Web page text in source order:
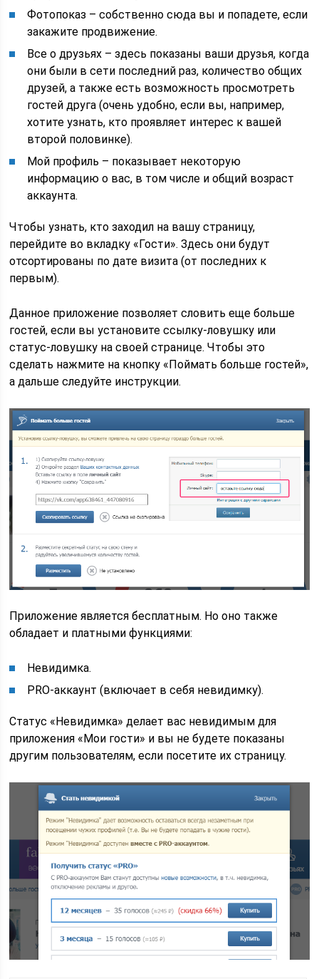
Фотопоказ – собственно сюда вы и попадете, если
закажите продвижение.
Все о друзьях – здесь показаны ваши друзья, когда
они были в сети последний раз, количество общих
друзей, а также есть возможность просмотреть
гостей друга (очень удобно, если вы, например,
хотите узнать, кто проявляет интерес к вашей
второй половинке).
Мой профиль – показывает некоторую
информацию о вас, в том числе и общий возраст
аккаунта.
Чтобы узнать, кто заходил на вашу страницу,
перейдите во вкладку «Гости». Здесь они будут
отсортированы по дате визита (от последних к
первым).
Данное приложение позволяет словить еще больше
гостей, если вы установите ссылку-ловушку или
статус-ловушку на своей странице. Чтобы это
сделать нажмите на кнопку «Поймать больше гостей»,
а дальше следуйте инструкции.
Приложение является бесплатным. Но оно также
обладает и платными функциями:
Невидимка.
PRO-аккаунт (включает в себя невидимку).
Статус «Невидимка» делает вас невидимым для
приложения «Мои гости» и вы не будете показаны
другим пользователям, если посетите их страницу.